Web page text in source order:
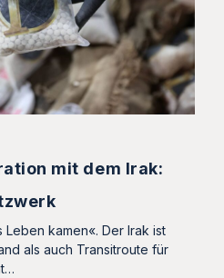
mit dem Irak:
kamen«. Der Irak ist
als auch Transitroute für